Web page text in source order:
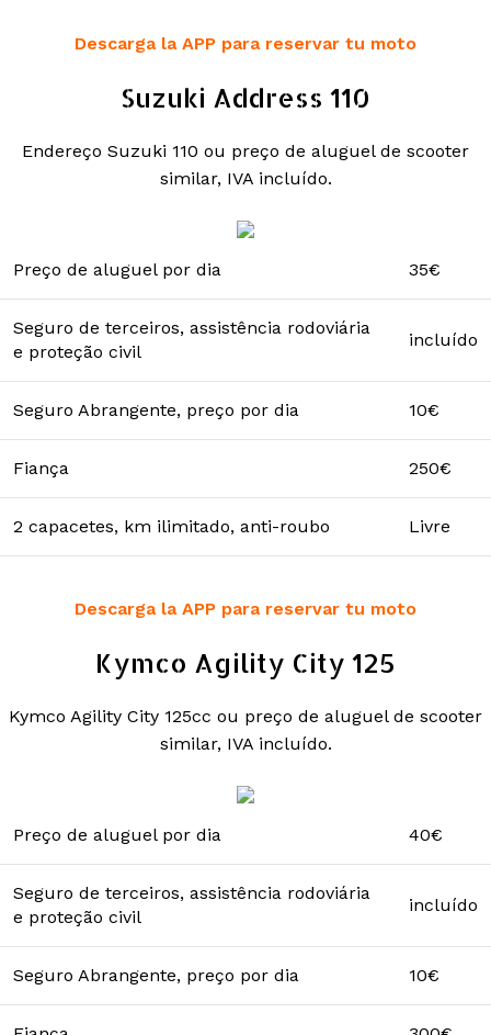
Descarga la APP para reservar tu moto
Suzuki Address 110
Endereço Suzuki 110 ou preço de aluguel de scooter
similar, IVA incluído.
Preço de aluguel por dia 35€
Seguro de terceiros, assistência rodoviária
e proteção civil
incluído
Seguro Abrangente, preço por dia 10€
Fiança 250€
2 capacetes, km ilimitado, anti-roubo Livre
Descarga la APP para reservar tu moto
Kymco Agility City 125
Kymco Agility City 125cc ou preço de aluguel de scooter
similar, IVA incluído.
Preço de aluguel por dia 40€
Seguro de terceiros, assistência rodoviária
e proteção civil
incluído
Seguro Abrangente, preço por dia 10€